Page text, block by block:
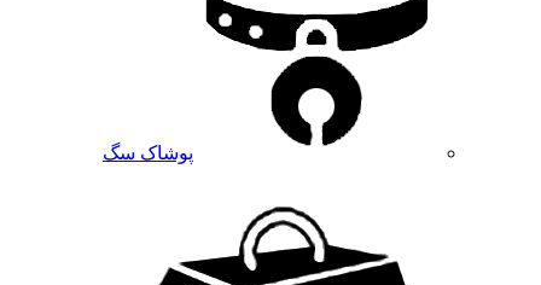
پوشاک سگ